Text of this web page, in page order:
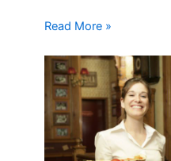
Read More »